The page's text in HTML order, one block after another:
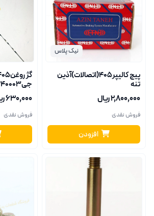
نیک پلاس
پیچ کالیپر405(اتصالات)آذین
تنه
۲٬۸۰۰٬۰۰۰ ریال
فروش نقدی
افزودن
جی240003
۶۳۰٬۰۰۰ ریال
فروش نقدی